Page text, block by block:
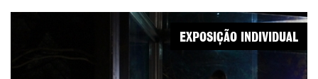
EXPOSIÇÃO INDIVIDUAL